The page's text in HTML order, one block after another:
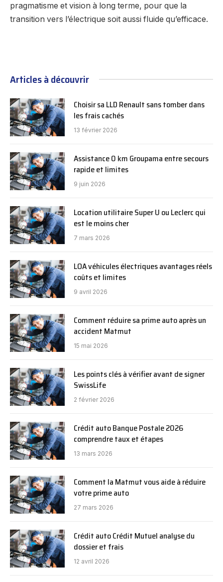
pragmatisme et vision à long terme, pour que la
transition vers l’électrique soit aussi fluide qu’efficace.
Articles à découvrir
Choisir sa LLD Renault sans tomber dans
les frais cachés
13 février 2026
Assistance 0 km Groupama entre secours
rapide et limites
9 juin 2026
Location utilitaire Super U ou Leclerc qui
est le moins cher
7 mars 2026
LOA véhicules électriques avantages réels
coûts et limites
9 avril 2026
Comment réduire sa prime auto après un
accident Matmut
15 mai 2026
Les points clés à vérifier avant de signer
SwissLife
2 février 2026
Crédit auto Banque Postale 2026
comprendre taux et étapes
13 mars 2026
Comment la Matmut vous aide à réduire
votre prime auto
27 mars 2026
Crédit auto Crédit Mutuel analyse du
dossier et frais
12 avril 2026